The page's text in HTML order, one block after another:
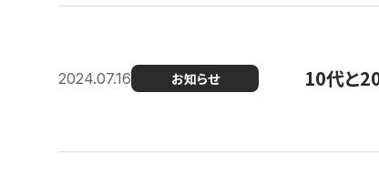
2024.07.16 お知らせ 10代と